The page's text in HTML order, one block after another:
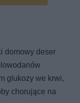
domowy deser
glukozy we krwi,
chorujące na